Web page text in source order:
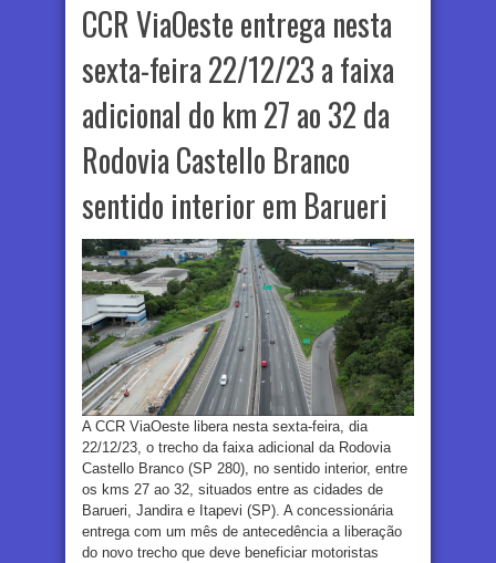
CCR ViaOeste entrega nesta
sexta-feira 22/12/23 a faixa
adicional do km 27 ao 32 da
Rodovia Castello Branco
sentido interior em Barueri
A CCR ViaOeste libera nesta sexta-feira, dia
22/12/23, o trecho da faixa adicional da Rodovia
Castello Branco (SP 280), no sentido interior, entre
os kms 27 ao 32, situados entre as cidades de
Barueri, Jandira e Itapevi (SP). A concessionária
entrega com um mês de antecedência a liberação
do novo trecho que deve beneficiar motoristas